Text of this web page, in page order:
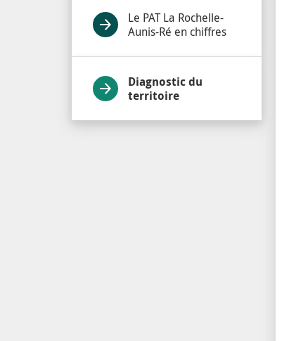
Le PAT La Rochelle-
Aunis-Ré en chiffres
Diagnostic du
territoire